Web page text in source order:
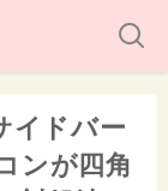
イドバー
ンが四角